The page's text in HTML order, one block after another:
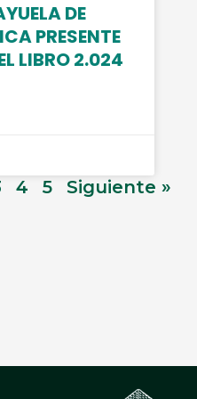
DE
PRESENTE
LIBRO 2.024
4 5 Siguiente »